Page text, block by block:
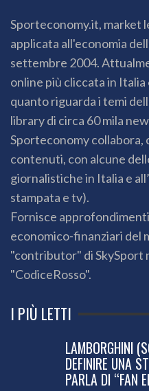
Sporteconomy.it, market
applicata all'economia
settembre 2004.
online più cliccata in
quanto riguarda i temi
library di circa 60 mila
Sporteconomy collabora,
contenuti, con alcune
giornalistiche in Italia e
stampata e tv).
Fornisce
economico-finanziari del
"contributor" di SkySport
"CodiceRosso".
I PIÙ LETTI
LAMBORGHINI
DEFINIRE UNA
PARLA DI “FAN